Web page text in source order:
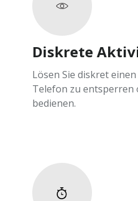
Diskrete
Lösen Sie diskret
Telefon zu entsperren
bedienen.